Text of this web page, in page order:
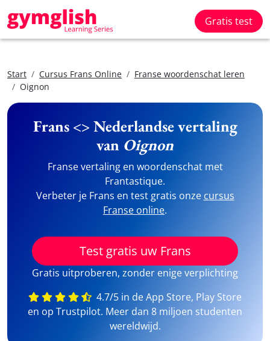
Gratis test
Start Cursus Frans Online
Franse woordenschat leren
Oignon
Frans <> Nederlandse vertaling
van Oignon
Franse vertaling en woordenschat met
Frantastique.
Verbeter je Frans en test gratis onze cursus
Franse online.
Test gratis uw Frans
Gratis uitproberen, zonder enige verplichting
4.7/5 in de App Store, Play Store
en op Trustpilot. Meer dan 8 miljoen studenten
wereldwijd.